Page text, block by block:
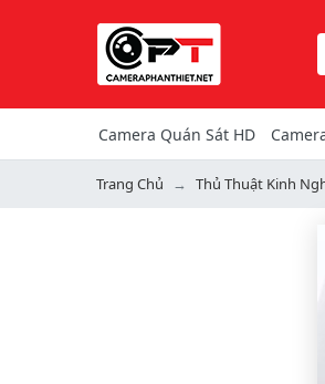
Camera Quán Sát HD
Trang Chủ Thủ Thuật Kinh